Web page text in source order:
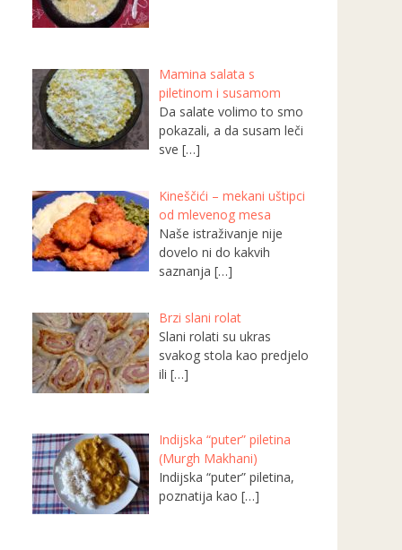
Mamina salata s
piletinom i susamom
Da salate volimo to smo
pokazali, a da susam leči
sve […]
Kineščići – mekani uštipci
od mlevenog mesa
Naše istraživanje nije
dovelo ni do kakvih
saznanja […]
Brzi slani rolat
Slani rolati su ukras
svakog stola kao predjelo
ili […]
Indijska “puter” piletina
(Murgh Makhani)
Indijska “puter” piletina,
poznatija kao […]